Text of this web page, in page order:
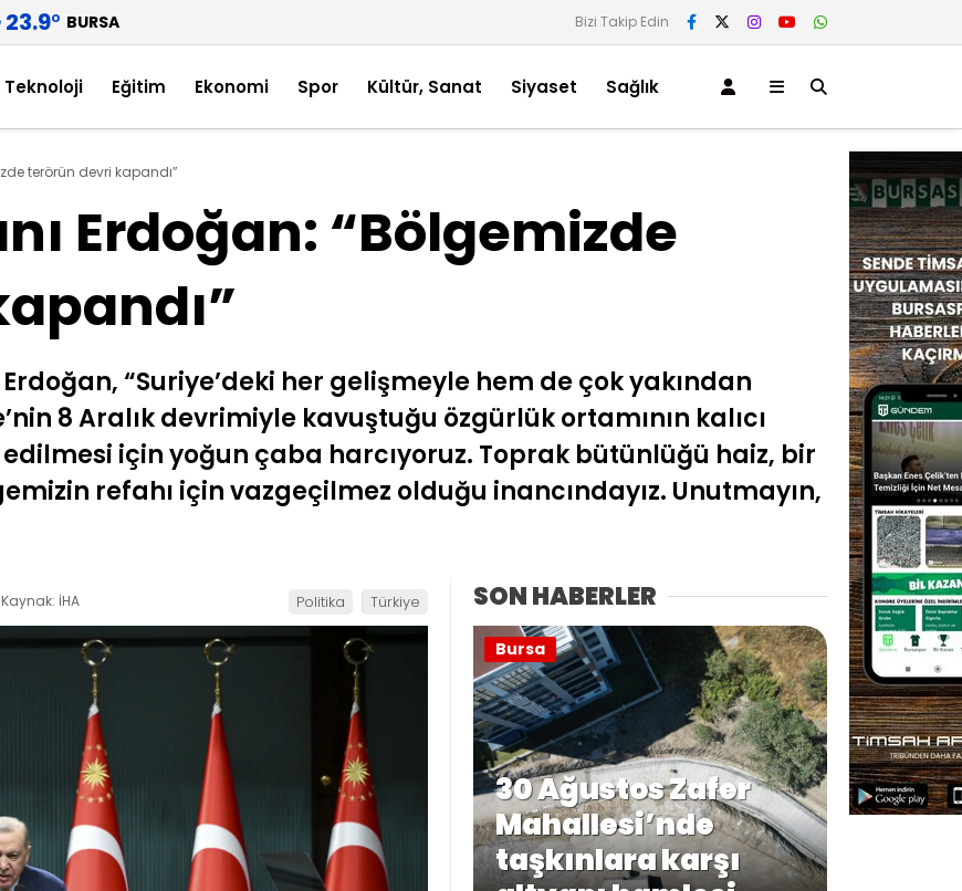
23.9° BURSA Bizi Takip Edin
Teknoloji Eğitim Ekonomi Spor Kültür, Sanat Siyaset Sağlık
terörün devri kapandı”
Erdoğan: “Bölgemizde
“Suriye’deki her gelişmeyle hem de çok yakından
8 Aralık devrimiyle kavuştuğu özgürlük ortamının kalıcı
için yoğun çaba harcıyoruz. Toprak bütünlüğü haiz, bir
refahı için vazgeçilmez olduğu inancındayız. Unutmayın,
Kaynak: İHA Politika Türkiye SON HABERLER
30 Ağustos Zafer
Mahallesi’nde
taşkınlara karşı
Bursa